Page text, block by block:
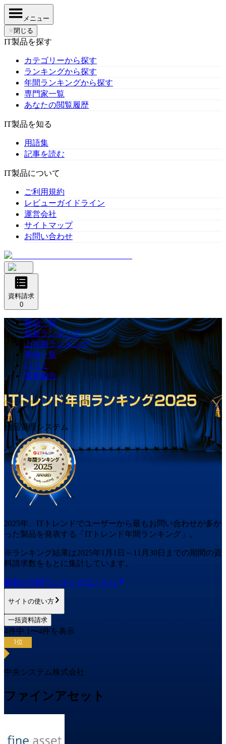
メニュー
✕ 閉じる
IT製品を探す
カテゴリーから探す
ランキングから探す
年間ランキングから探す
専門家一覧
あなたの閲覧履歴
IT製品を知る
用語集
記事を読む
IT製品について
ご利用規約
レビューガイドライン
運営会社
サイトマップ
お問い合わせ
資料請求
0
製品一覧
最新ランキング
上半期ランキング
事例一覧
口コミ
業界動向
物品管理システム
2025年 、ITトレンドでユーザーから最もお問い合わせが多か
った製品を発表する「ITトレンド年間 ランキング」。
※ランキング結果は2025年1月1日～ 11月30日 までの期間の資
料請求数をもとに集計しています。
最新の年間ランキングはこちら
サイトの使い方
一括資料請求
4件中 1 〜4件を表示
1位
中央システム株式会社
ファインアセット